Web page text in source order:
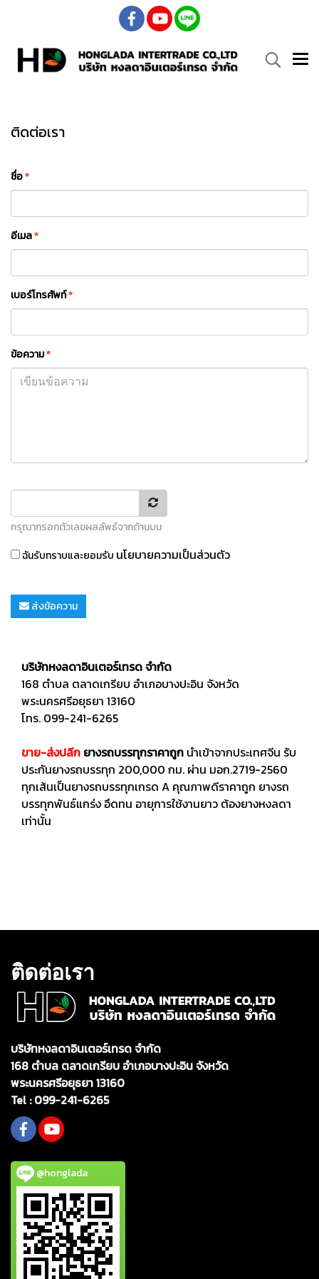
ติดต่อเรา
ชื่อ*
อีเมล*
เบอร์โทรศัพท์*
ข้อความ*
กรุณากรอกตัวเลขผลลัพธ์จากด้านบน
ฉันรับทราบและยอมรับ นโยบายความเป็นส่วนตัว
ส่งข้อความ
บริษัทหงลดาอินเตอร์เทรด จำกัด
168 ตำบล ตลาดเกรียบ อำเภอบางปะอิน จังหวัด
พระนครศรีอยุธยา 13160
โทร. 099-241-6265
ขาย-ส่งปลีก ยางรถบรรทุกราคาถูก นำเข้าจากประเทศจีน รับ
ประกันยางรถบรรทุก 200,000 กม. ผ่าน มอก.2719-2560
ทุกเส้นเป็นยางรถบรรทุกเกรด A คุณภาพดีราคาถูก ยางรถ
บรรทุกพันธ์แกร่ง อึดทน อายุการใช้งานยาว ต้องยางหงลดา
เท่านั้น
ติดต่อเรา
บริษัทหงลดาอินเตอร์เทรด จำกัด
168 ตำบล ตลาดเกรียบ อำเภอบางปะอิน จังหวัด
พระนครศรีอยุธยา 13160
Tel :099-241-6265
@honglada